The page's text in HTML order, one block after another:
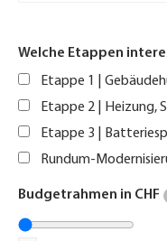
Welche Etappen
Etappe 1 |
Etappe 2 | Heizung,
Etappe 3 |
Rundum-
Budgetrahmen in CHF